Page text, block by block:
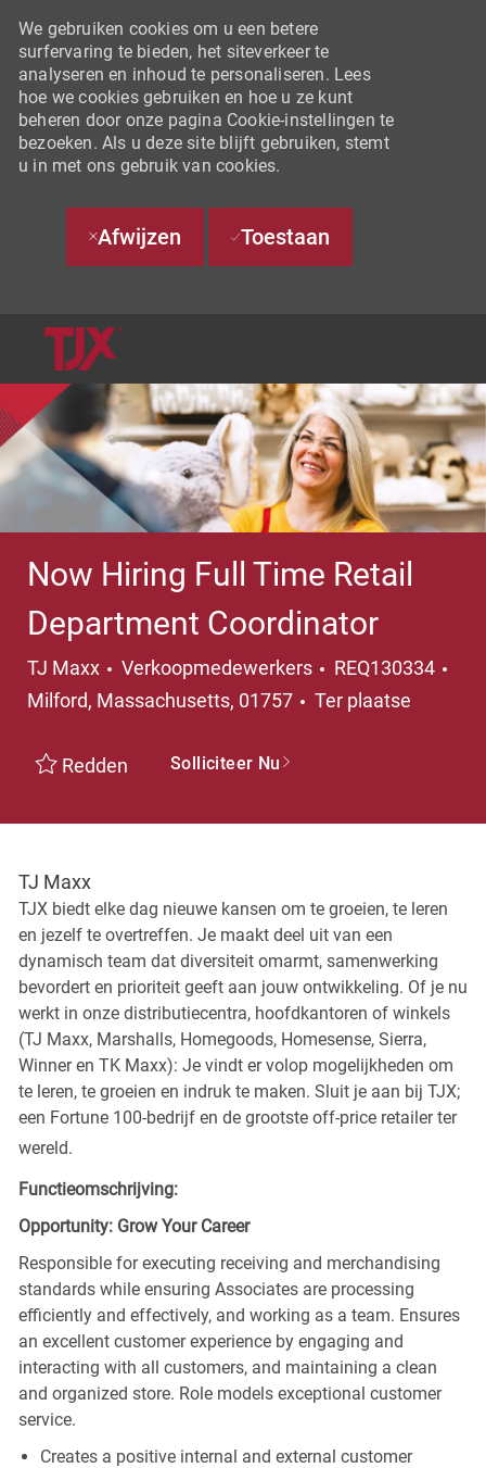
We gebruiken cookies om u een betere
surfervaring te bieden, het siteverkeer te
analyseren en inhoud te personaliseren. Lees
hoe we cookies gebruiken en hoe u ze kunt
beheren door onze pagina Cookie-instellingen te
bezoeken. Als u deze site blijft gebruiken, stemt
u in met ons gebruik van cookies.
Afwijzen Toestaan
Now Hiring Full Time Retail
Department Coordinator
TJ Maxx Categorie
Verkoopmedewerkers REQ130334
Milford, Massachusetts, 01757
Ter plaatse
Redden Solliciteer Nu
TJ Maxx
TJX biedt elke dag nieuwe kansen om te groeien, te leren
en jezelf te overtreffen. Je maakt deel uit van een
dynamisch team dat diversiteit omarmt, samenwerking
bevordert en prioriteit geeft aan jouw ontwikkeling. Of je nu
werkt in onze distributiecentra, hoofdkantoren of winkels
(TJ Maxx, Marshalls, Homegoods, Homesense, Sierra,
Winner en TK Maxx): Je vindt er volop mogelijkheden om
te leren, te groeien en indruk te maken. Sluit je aan bij TJX;
een Fortune 100-bedrijf en de grootste off-price retailer ter
wereld.
Functieomschrijving:
Opportunity: Grow Your Career
Responsible for executing receiving and merchandising
standards while ensuring Associates are processing
efficiently and effectively, and working as a team. Ensures
an excellent customer experience by engaging and
interacting with all customers, and maintaining a clean
and organized store. Role models exceptional customer
service.
Creates a positive internal and external customer